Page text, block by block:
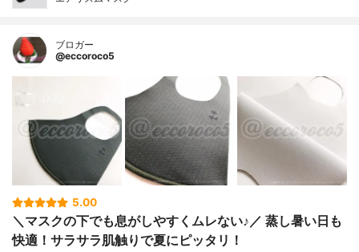
ブロガー
@eccoroco5
5.00
＼マスクの下でも息がしやすくムレない♪／ 蒸し暑い日も
快適！サラサラ肌触りで夏にピッタリ！